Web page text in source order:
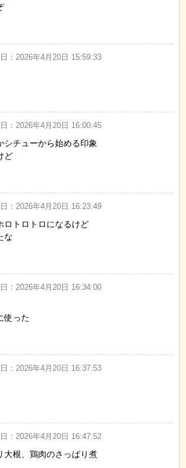
： 2026年4月20日 15:59:33
： 2026年4月20日 16:00:45
シチューから始める印象
ど
： 2026年4月20日 16:23:49
ロトロトロになるけど
な
： 2026年4月20日 16:34:00
使った
： 2026年4月20日 16:37:53
： 2026年4月20日 16:47:52
大根、鶏肉のさっぱり煮